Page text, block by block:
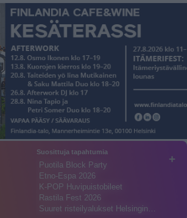
+
Suosittuja tapahtumia
Puotila Block Party
Etno-Espa 2026
K-POP Huvipuistobileet
Rastila Fest 2026
Suuret risteilyalukset Helsingin…